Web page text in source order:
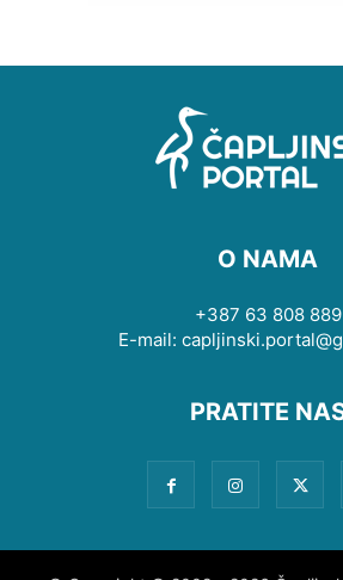
O NAMA
+387 63 808 889
E-mail:
PRATITE